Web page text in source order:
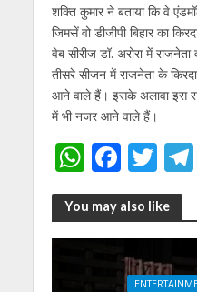
शक्ति कुमार ने बताया कि वे
जिमसें वो डीजीपी बिहार का
वेब सीरीज डॉ. अरोरा में
तीसरे सीजन में राजनेता के
आने वाले हैं। इसके अलावा इस
में भी नजर आने वाले हैं।
W
h
at
s
F
ac
e
b
o
T
w
itt
er
You may also like